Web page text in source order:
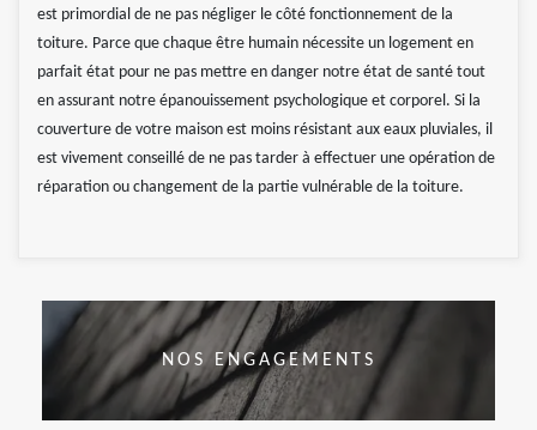
est primordial de ne pas négliger le côté fonctionnement de la
toiture. Parce que chaque être humain nécessite un logement en
parfait état pour ne pas mettre en danger notre état de santé tout
en assurant notre épanouissement psychologique et corporel. Si la
couverture de votre maison est moins résistant aux eaux pluviales, il
est vivement conseillé de ne pas tarder à effectuer une opération de
réparation ou changement de la partie vulnérable de la toiture.
NOS ENGAGEMENTS